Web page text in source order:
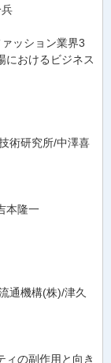
ッション業界3
におけるビジネス
術研究所/中澤喜
本隆一
通機構(株)/津久
ィの副作用と向き